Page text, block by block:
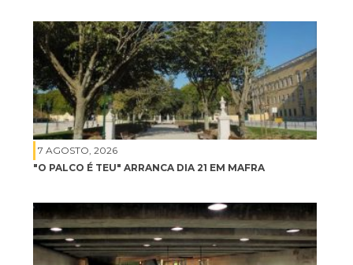
7 AGOSTO, 2026
"O PALCO É TEU" ARRANCA DIA 21 EM MAFRA